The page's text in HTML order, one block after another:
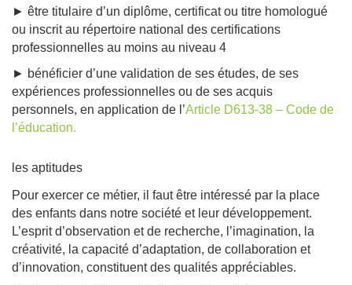
► être titulaire d’un diplôme, certificat ou titre homologué
ou inscrit au répertoire national des certifications
professionnelles au moins au niveau 4
► bénéficier d’une validation de ses études, de ses
expériences professionnelles ou de ses acquis
personnels, en application de l’Article D613-38 – Code de
l’éducation.
les aptitudes
Pour exercer ce métier, il faut être intéressé par la place
des enfants dans notre société et leur développement.
L’esprit d’observation et de recherche, l’imagination, la
créativité, la capacité d’adaptation, de collaboration et
d’innovation, constituent des qualités appréciables.